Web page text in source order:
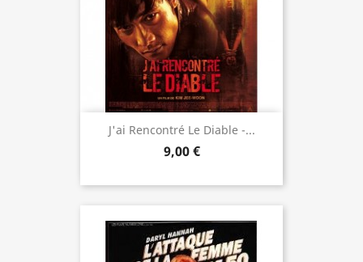
J'ai Rencontré Le Diable -...
9,00 €